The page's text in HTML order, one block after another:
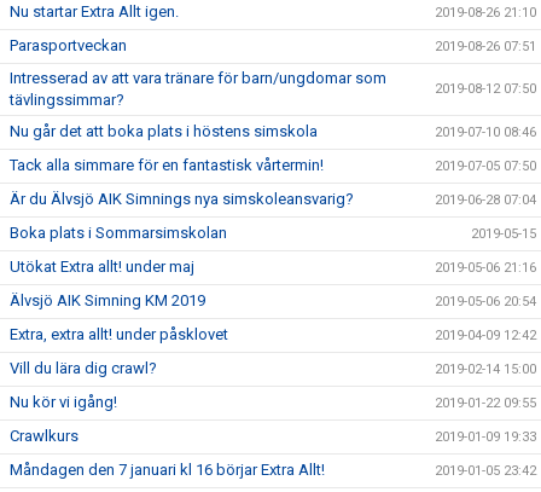
Nu startar Extra Allt igen. 2019-08-26 21:10
Parasportveckan 2019-08-26 07:51
Intresserad av att vara tränare för barn/ungdomar som
tävlingssimmar?
2019-08-12 07:50
Nu går det att boka plats i höstens simskola 2019-07-10 08:46
Tack alla simmare för en fantastisk vårtermin! 2019-07-05 07:50
Är du Älvsjö AIK Simnings nya simskoleansvarig? 2019-06-28 07:04
Boka plats i Sommarsimskolan 2019-05-15
Utökat Extra allt! under maj 2019-05-06 21:16
Älvsjö AIK Simning KM 2019 2019-05-06 20:54
Extra, extra allt! under påsklovet 2019-04-09 12:42
Vill du lära dig crawl? 2019-02-14 15:00
Nu kör vi igång! 2019-01-22 09:55
Crawlkurs 2019-01-09 19:33
Måndagen den 7 januari kl 16 börjar Extra Allt! 2019-01-05 23:42